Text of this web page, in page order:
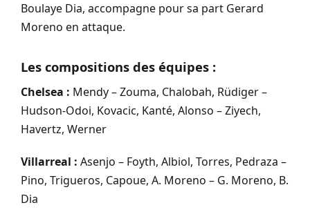
Boulaye Dia, accompagne pour sa part Gerard
Moreno en attaque.
Les compositions des équipes :
Chelsea : Mendy – Zouma, Chalobah, Rüdiger –
Hudson-Odoi, Kovacic, Kanté, Alonso – Ziyech,
Havertz, Werner
Villarreal : Asenjo – Foyth, Albiol, Torres, Pedraza –
Pino, Trigueros, Capoue, A. Moreno – G. Moreno, B.
Dia